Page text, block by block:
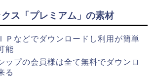
ス「プレミアム」の素材
Ｐなどでダウンロードし利用が簡単
能
ップの会員様は全て無料でダウンロ
る